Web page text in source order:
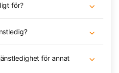
för?
för annat